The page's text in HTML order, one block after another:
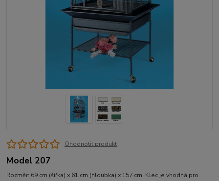
Ohodnotit produkt
Model 207
Rozměr: 69 cm (šířka) x 61 cm (hloubka) x 157 cm. Klec je vhodná pro